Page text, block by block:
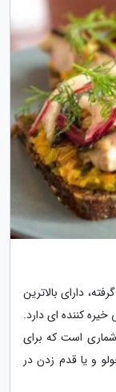
دارای بالاترین
خیره کننده ای دارد.
است که برای
و یا قدم زدن در